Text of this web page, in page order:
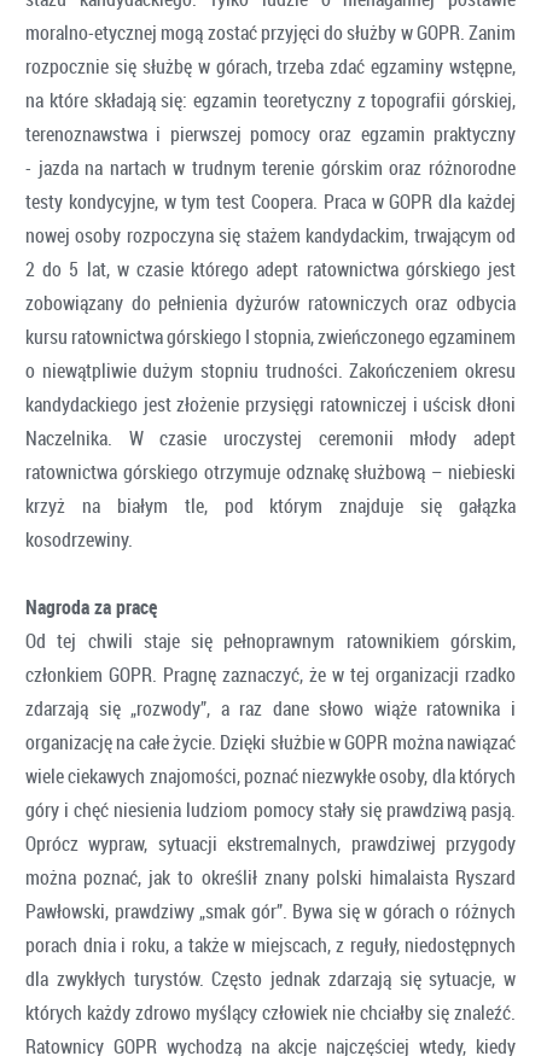
moralno-etycznej mogą zostać przyjęci do służby w GOPR. Zanim
rozpocznie się służbę w górach, trzeba zdać egzaminy wstępne,
na które składają się: egzamin teoretyczny z topografii górskiej,
terenoznawstwa i pierwszej pomocy oraz egzamin praktyczny
- jazda na nartach w trudnym terenie górskim oraz różnorodne
testy kondycyjne, w tym test Coopera. Praca w GOPR dla każdej
nowej osoby rozpoczyna się stażem kandydackim, trwającym od
2 do 5 lat, w czasie którego adept ratownictwa górskiego jest
zobowiązany do pełnienia dyżurów ratowniczych oraz odbycia
kursu ratownictwa górskiego I stopnia, zwieńczonego egzaminem
o niewątpliwie dużym stopniu trudności. Zakończeniem okresu
kandydackiego jest złożenie przysięgi ratowniczej i uścisk dłoni
Naczelnika. W czasie uroczystej ceremonii młody adept
ratownictwa górskiego otrzymuje odznakę służbową – niebieski
krzyż na białym tle, pod którym znajduje się gałązka
kosodrzewiny.
Nagroda za pracę
Od tej chwili staje się pełnoprawnym ratownikiem górskim,
członkiem GOPR. Pragnę zaznaczyć, że w tej organizacji rzadko
zdarzają się „rozwody”, a raz dane słowo wiąże ratownika i
organizację na całe życie. Dzięki służbie w GOPR można nawiązać
wiele ciekawych znajomości, poznać niezwykłe osoby, dla których
góry i chęć niesienia ludziom pomocy stały się prawdziwą pasją.
Oprócz wypraw, sytuacji ekstremalnych, prawdziwej przygody
można poznać, jak to określił znany polski himalaista Ryszard
Pawłowski, prawdziwy „smak gór”. Bywa się w górach o różnych
porach dnia i roku, a także w miejscach, z reguły, niedostępnych
dla zwykłych turystów. Często jednak zdarzają się sytuacje, w
których każdy zdrowo myślący człowiek nie chciałby się znaleźć.
Ratownicy GOPR wychodzą na akcje najczęściej wtedy, kiedy